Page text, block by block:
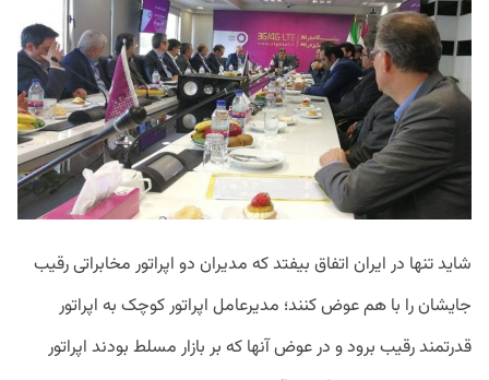
شاید تنها در ایران اتفاق بیفتد که مدیران دو اپراتور مخابراتی رقیب
جایشان را با هم عوض کنند؛ مدیرعامل اپراتور کوچک به اپراتور
قدرتمند رقیب برود و در عوض آنها که بر بازار مسلط بودند اپراتور